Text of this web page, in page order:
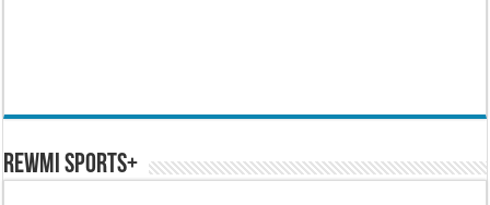
REWMI SPORTS+